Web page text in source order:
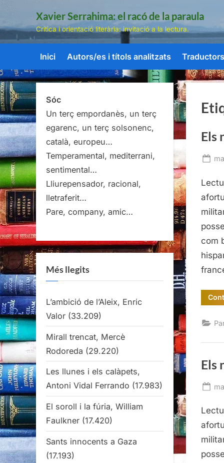
Skip
content
Xavier Serrahima: el racó de la paraula
Crítica i orientació literària: invitació a la lectura.
Inici Autors/es i títols analitzats
Els
com
Els
Sóc
Un terç empordanès, un terç
egarenc, un terç solsonenc,
català, europeu…
Temperamental, mediterrani,
sentimental…
Lliurepensador, racional,
lletraferit…
Pare, company, amic…
Més llegits
L’ambició de l’Aleix, Enric
Valor (33.209)
Mirall trencat, Mercè
Rodoreda (29.220)
Les llunes i els calàpets,
Antoni Vidal Ferrando (17.983)
El soroll i la fúria, William
Faulkner (17.420)
Sants innocents a Gaza
(17.193)